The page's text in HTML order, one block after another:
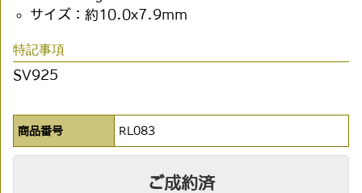
サイズ：約10.0x7.9mm
特記事項
SV925
商品番号 RL083
ご成約済